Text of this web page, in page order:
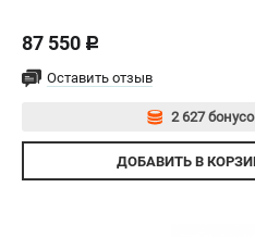
87 550 c
Оставить отзыв
2 627
ДОБАВИТЬ В